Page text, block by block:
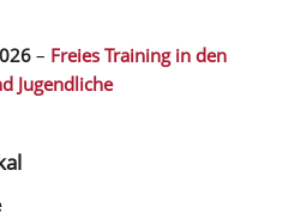
– Freies Training in den
Jugendliche